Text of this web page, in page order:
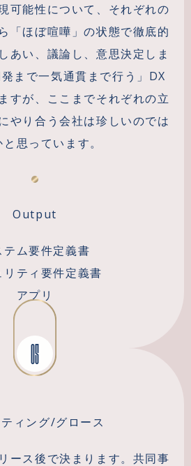
可能性について、それぞれの
「ほぼ喧嘩」の状態で徹底的
あい、議論し、意思決定しま
まで一気通貫まで行う」DX
すが、ここまでそれぞれの立
やり合う会社は珍しいのでは
思っています。
Output
テム要件定義書
リティ要件定義書
アプリ
05
ィング/グロース
ース後で決まります。共同事